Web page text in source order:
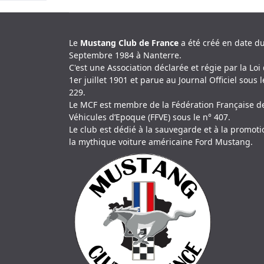
Le Mustang Club de France a été créé en date
Septembre 1984 à Nanterre.
C'est une Association déclarée et régie par la Loi
1er juillet 1901 et parue au Journal Officiel sous
229.
Le MCF est membre de la Fédération Française
Véhicules d’Epoque (FFVE) sous le n° 407.
Le club est dédié à la sauvegarde et à la
la mythique voiture américaine Ford Mustang.